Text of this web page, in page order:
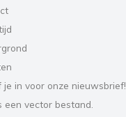
je in voor onze nieuwsbrief!
een vector bestand.